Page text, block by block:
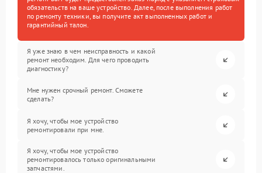
обязательств на ваше устройство. Далее, после выполнения работ
по ремонту техники, вы получите акт выполненных работ и
гарантийный талон.
Я уже знаю в чем неисправность и какой
ремонт необходим. Для чего проводить
диагностику?
Мне нужен срочный ремонт. Сможете
сделать?
Я хочу, чтобы мое устройство
ремонтировали при мне.
Я хочу, чтобы мое устройство
ремонтировалось только оригинальными
запчастями.